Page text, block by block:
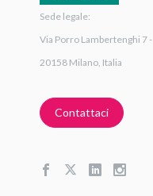
Sede legale:
Via Porro Lambertenghi 7 -
20158 Milano, Italia
Contattaci